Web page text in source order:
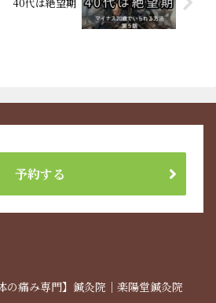
予約する
の痛み専門】鍼灸院｜楽陽堂鍼灸院